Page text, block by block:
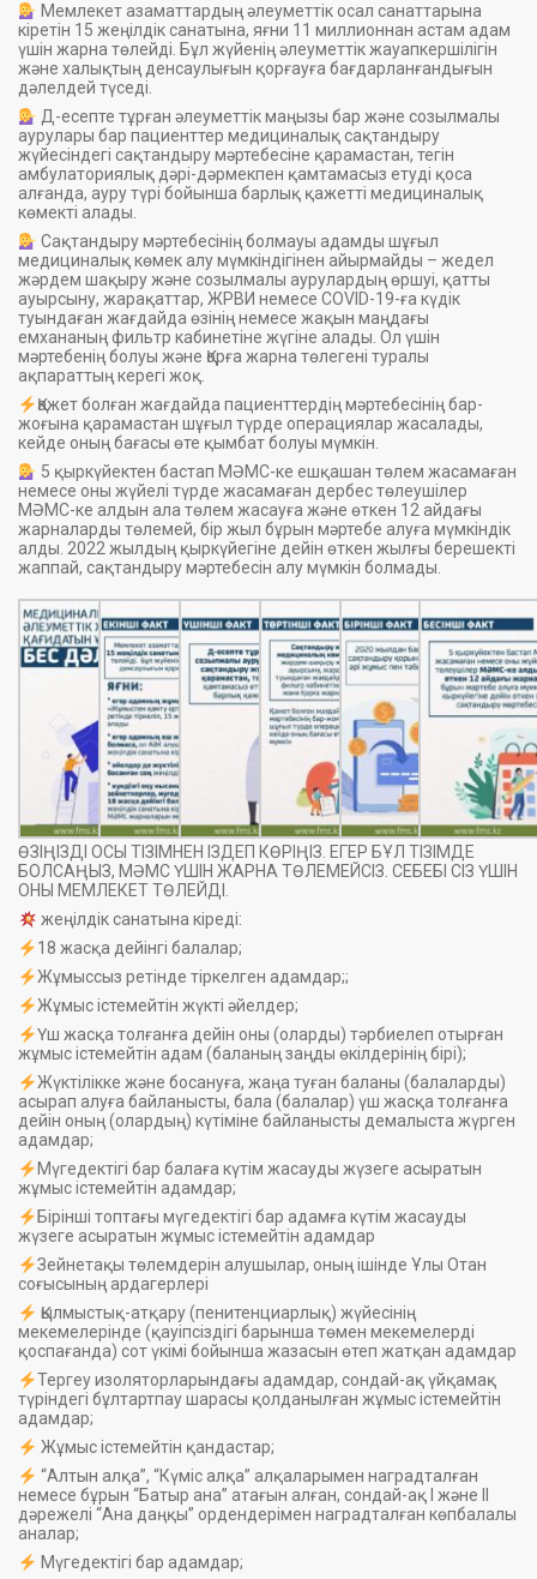
Мемлекет азаматтардың әлеуметтік осал санаттарына
кіретін 15 жеңілдік санатына, яғни 11 миллионнан астам адам
үшін жарна төлейді. Бұл жүйенің әлеуметтік жауапкершілігін
және халықтың денсаулығын қорғауға бағдарланғандығын
дәлелдей түседі.
Д-есепте тұрған әлеуметтік маңызы бар және созылмалы
аурулары бар пациенттер медициналық сақтандыру
жүйесіндегі сақтандыру мәртебесіне қарамастан, тегін
амбулаториялық дәрі-дәрмекпен қамтамасыз етуді қоса
алғанда, ауру түрі бойынша барлық қажетті медициналық
көмекті алады.
Сақтандыру мәртебесінің болмауы адамды шұғыл
медициналық көмек алу мүмкіндігінен айырмайды – жедел
жәрдем шақыру және созылмалы аурулардың өршуі, қатты
ауырсыну, жарақаттар, ЖРВИ немесе COVID-19-ға күдік
туындаған жағдайда өзінің немесе жақын маңдағы
емхананың фильтр кабинетіне жүгіне алады. Ол үшін
мәртебенің болуы және Қорға жарна төлегені туралы
ақпараттың керегі жоқ.
Қажет болған жағдайда пациенттердің мәртебесінің бар-
жоғына қарамастан шұғыл түрде операциялар жасалады,
кейде оның бағасы өте қымбат болуы мүмкін.
5 қыркүйектен бастап МӘМС-ке ешқашан төлем жасамаған
немесе оны жүйелі түрде жасамаған дербес төлеушілер
МӘМС-ке алдын ала төлем жасауға және өткен 12 айдағы
жарналарды төлемей, бір жыл бұрын мәртебе алуға мүмкіндік
алды. 2022 жылдың қыркүйегіне дейін өткен жылғы берешекті
жаппай, сақтандыру мәртебесін алу мүмкін болмады.
ӨЗІҢІЗДІ ОСЫ ТІЗІМНЕН ІЗДЕП КӨРІҢІЗ. ЕГЕР БҰЛ ТІЗІМДЕ
БОЛСАҢЫЗ, МӘМС ҮШІН ЖАРНА ТӨЛЕМЕЙСІЗ. СЕБЕБІ СІЗ ҮШІН
ОНЫ МЕМЛЕКЕТ ТӨЛЕЙДІ.
жеңілдік санатына кіреді:
18 жасқа дейінгі балалар;
Жұмыссыз ретінде тіркелген адамдар;;
Жұмыс істемейтін жүкті әйелдер;
Үш жасқа толғанға дейін оны (оларды) тәрбиелеп отырған
жұмыс істемейтін адам (баланың заңды өкілдерінің бірі);
Жүктілікке және босануға, жаңа туған баланы (балаларды)
асырап алуға байланысты, бала (балалар) үш жасқа толғанға
дейін оның (олардың) күтіміне байланысты демалыста жүрген
адамдар;
Мүгедектігі бар балаға күтім жасауды жүзеге асыратын
жұмыс істемейтін адамдар;
Бірінші топтағы мүгедектігі бар адамға күтім жасауды
жүзеге асыратын жұмыс істемейтін адамдар
Зейнетақы төлемдерін алушылар, оның ішінде Ұлы Отан
соғысының ардагерлері
Қылмыстық-атқару (пенитенциарлық) жүйесінің
мекемелерінде (қауіпсіздігі барынша төмен мекемелерді
қоспағанда) сот үкімі бойынша жазасын өтеп жатқан адамдар
Тергеу изоляторларындағы адамдар, сондай-ақ үйқамақ
түріндегі бұлтартпау шарасы қолданылған жұмыс істемейтін
адамдар;
Жұмыс істемейтін қандастар;
“Алтын алқа”, “Күміс алқа” алқаларымен наградталған
немесе бұрын “Батыр ана” атағын алған, сондай-ақ I және II
дәрежелі “Ана даңқы” ордендерімен наградталған көпбалалы
аналар;
Мүгедектігі бар адамдар;